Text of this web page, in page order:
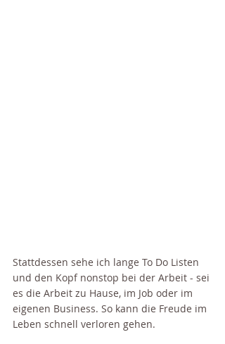
Stattdessen sehe ich lange To Do Listen
und den Kopf nonstop bei der Arbeit - sei
es die Arbeit zu Hause, im Job oder im
eigenen Business. So kann die Freude im
Leben schnell verloren gehen.